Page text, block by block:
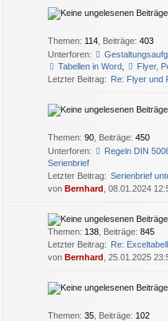
Themen: 114 Beiträge: 403
Unterforen:
Tabellen in Word, Flyer,
Letzter Beitrag: Re: Flyer und
Themen: 90 Beiträge: 450
Unterforen:
Regeln DIN
Serienbrief
Letzter Beitrag: Serienbrief
von Bernhard , 08.01.2024
Themen: 138 Beiträge: 845
Letzter Beitrag: Re:
von Bernhard , 25.01.2025
Themen: 35 Beiträge: 102